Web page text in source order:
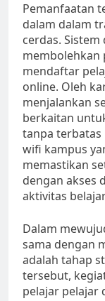
Pemanfaatan
dalam dalam
cerdas.
membolehkan
mendaftar
online. Oleh
menjalankan
berkaitan
tanpa
wifi kampus
memastikan
dengan akses
aktivitas
Dalam
sama dengan
adalah tahap
tersebut,
pelajar pelajar